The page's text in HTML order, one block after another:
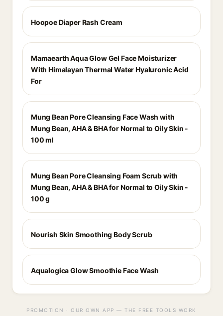
Hoopoe Diaper Rash Cream
Mamaearth Aqua Glow Gel Face Moisturizer
With Himalayan Thermal Water Hyaluronic Acid
For
Mung Bean Pore Cleansing Face Wash with
Mung Bean, AHA & BHA for Normal to Oily Skin -
100 ml
Mung Bean Pore Cleansing Foam Scrub with
Mung Bean, AHA & BHA for Normal to Oily Skin -
100 g
Nourish Skin Smoothing Body Scrub
Aqualogica Glow Smoothie Face Wash
PROMOTION · OUR OWN APP — THE FREE TOOLS WORK